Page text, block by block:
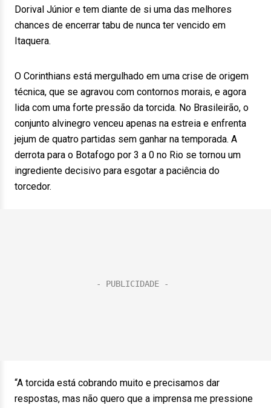
Dorival Júnior e tem diante de si uma das melhores
chances de encerrar tabu de nunca ter vencido em
Itaquera.
O Corinthians está mergulhado em uma crise de origem
técnica, que se agravou com contornos morais, e agora
lida com uma forte pressão da torcida. No Brasileirão, o
conjunto alvinegro venceu apenas na estreia e enfrenta
jejum de quatro partidas sem ganhar na temporada. A
derrota para o Botafogo por 3 a 0 no Rio se tornou um
ingrediente decisivo para esgotar a paciência do
torcedor.
“A torcida está cobrando muito e precisamos dar
respostas, mas não quero que a imprensa me pressione